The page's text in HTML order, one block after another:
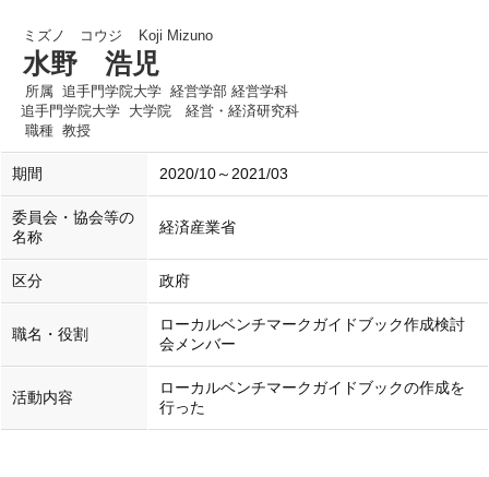
ミズノ コウジ Koji Mizuno
水野 浩児
所属 追手門学院大学 経営学部 経営学科
追手門学院大学 大学院 経営・経済研究科
職種 教授
期間 2020/10～2021/03
委員会・協会等の
名称
経済産業省
区分 政府
職名・役割
ローカルベンチマークガイドブック作成検討
会メンバー
活動内容
ローカルベンチマークガイドブックの作成を
行った